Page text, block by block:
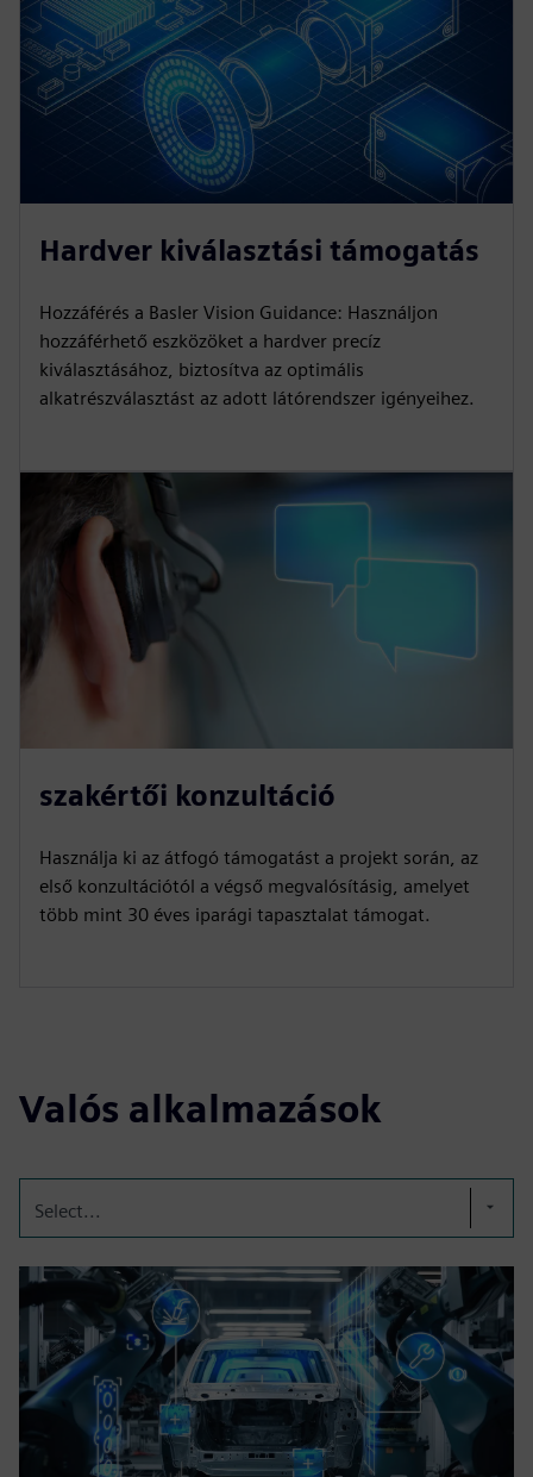
Hardver kiválasztási támogatás
Hozzáférés a Basler Vision Guidance: Használjon
hozzáférhető eszközöket a hardver precíz
kiválasztásához, biztosítva az optimális
alkatrészválasztást az adott látórendszer igényeihez.
szakértői konzultáció
Használja ki az átfogó támogatást a projekt során, az
első konzultációtól a végső megvalósításig, amelyet
több mint 30 éves iparági tapasztalat támogat.
Valós alkalmazások
Select...